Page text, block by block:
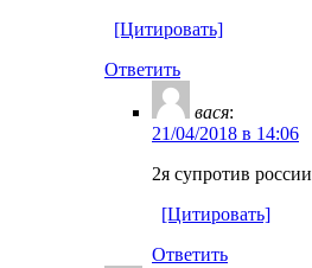
[Цитировать]
Ответить
вася:
21/04/2018 в 14:06
2я супротив россии
[Цитировать]
Ответить